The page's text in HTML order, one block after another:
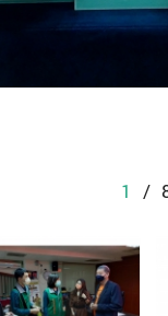
1 /